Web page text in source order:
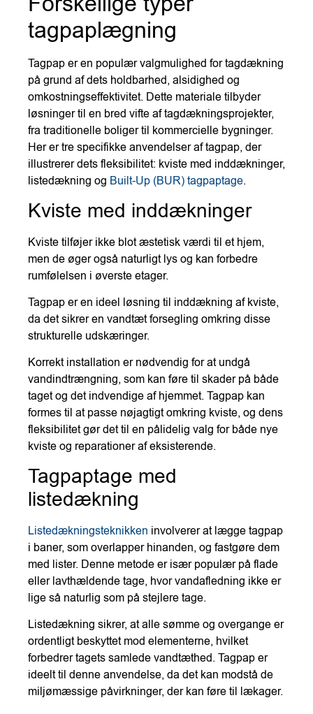
tagpaplægning
Tagpap er en populær valgmulighed for tagdækning
på grund af dets holdbarhed, alsidighed og
omkostningseffektivitet. Dette materiale tilbyder
løsninger til en bred vifte af tagdækningsprojekter,
fra traditionelle boliger til kommercielle bygninger.
Her er tre specifikke anvendelser af tagpap, der
illustrerer dets fleksibilitet: kviste med inddækninger,
listedækning og Built-Up (BUR) tagpaptage.
Kviste med inddækninger
Kviste tilføjer ikke blot æstetisk værdi til et hjem,
men de øger også naturligt lys og kan forbedre
rumfølelsen i øverste etager.
Tagpap er en ideel løsning til inddækning af kviste,
da det sikrer en vandtæt forsegling omkring disse
strukturelle udskæringer.
Korrekt installation er nødvendig for at undgå
vandindtrængning, som kan føre til skader på både
taget og det indvendige af hjemmet. Tagpap kan
formes til at passe nøjagtigt omkring kviste, og dens
fleksibilitet gør det til en pålidelig valg for både nye
kviste og reparationer af eksisterende.
Tagpaptage med
listedækning
Listedækningsteknikken involverer at lægge tagpap
i baner, som overlapper hinanden, og fastgøre dem
med lister. Denne metode er især populær på flade
eller lavthældende tage, hvor vandafledning ikke er
lige så naturlig som på stejlere tage.
Listedækning sikrer, at alle sømme og overgange er
ordentligt beskyttet mod elementerne, hvilket
forbedrer tagets samlede vandtæthed. Tagpap er
ideelt til denne anvendelse, da det kan modstå de
miljømæssige påvirkninger, der kan føre til lækager.